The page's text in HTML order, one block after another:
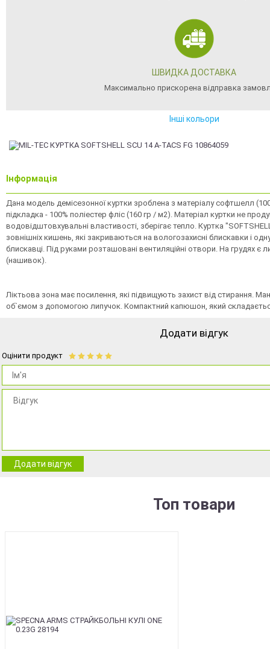
ШВИДКА ДОСТАВКА
Максимально прискорена відправка
Інші кольори
Інформація
Дана модель демісезонної куртки зроблена з матеріалу софтшелл
підкладка - 100% поліестер фліс (160 гр / м2). Матеріал куртки не
водовідштовхувальні властивості, зберігає тепло. Куртка
зовнішніх кишень, які закриваються на вологозахисні блискавки і
блискавці. Під руками розташовані вентиляційні отвори. На грудях є
(нашивок).
Ліктьова зона має посилення, які підвищують захист від стирання.
об`ємом з допомогою липучок. Компактний капюшон, який
Додати відгук
Оцінити продукт
Додати відгук
Топ товари